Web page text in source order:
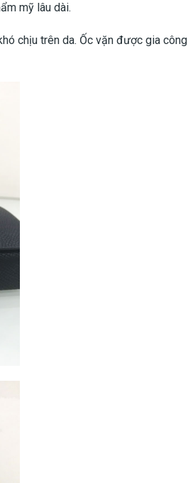
mỹ lâu dài.
chịu trên da. Ốc vặn được gia công